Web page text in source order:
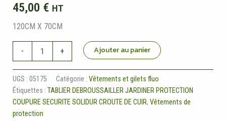
45,00 € HT
120CM X 70CM
-
de
debroussaillage
solidur
en
croûte
+ Ajouter au panier
UGS : 05175 Catégorie : Vêtements et gilets fluo
Étiquettes : TABLIER DEBROUSSAILLER JARDINER PROTECTION
COUPURE SECURITE SOLIDUR CROUTE DE CUIR, Vêtements de
protection